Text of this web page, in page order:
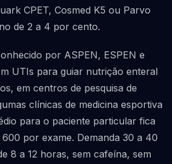
CPET, Cosmed K5 ou Parvo
de 2 a 4 por cento.
por ASPEN, ESPEN e
UTIs para guiar nutrição enteral
em centros de pesquisa de
clínicas de medicina esportiva
para o paciente particular fica
por exame. Demanda 30 a 40
8 a 12 horas, sem cafeína, sem